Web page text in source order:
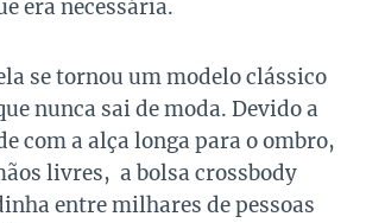
era necessária.
se tornou um modelo clássico
nunca sai de moda. Devido a
com a alça longa para o ombro,
livres, a bolsa crossbody
entre milhares de pessoas